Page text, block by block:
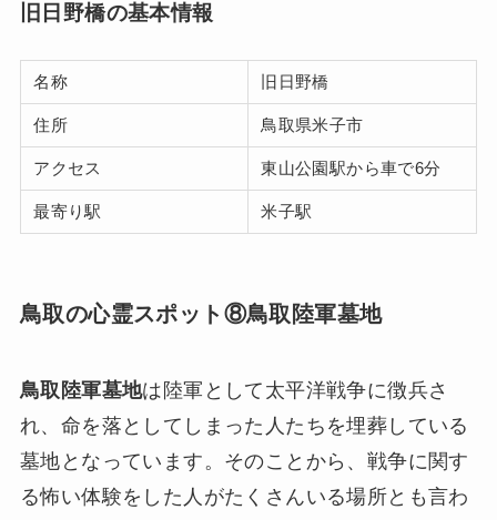
旧日野橋の基本情報
名称 旧日野橋
住所 鳥取県米子市
アクセス 東山公園駅から車で6分
最寄り駅 米子駅
鳥取の心霊スポット⑧鳥取陸軍墓地
鳥取陸軍墓地は陸軍として太平洋戦争に徴兵さ
れ、命を落としてしまった人たちを埋葬している
墓地となっています。そのことから、戦争に関す
る怖い体験をした人がたくさんいる場所とも言わ